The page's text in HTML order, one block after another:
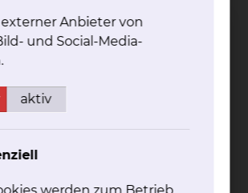
Ampel auf die andere
dann scharf links zum
Krankenhauses.
zum Verkehrsverbund Region
externer Anbieter von
und Social-Media-
aktiv
werden zum Betrieb